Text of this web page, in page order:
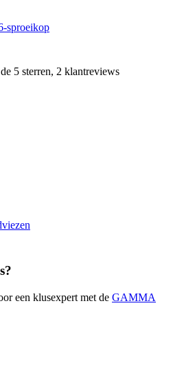
sproeikop
5 sterren, 2 klantreviews
een klusexpert met de GAMMA